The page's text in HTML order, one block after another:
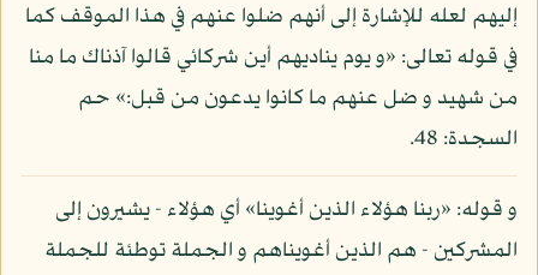
إليهم لعله للإشارة إلى أنهم ضلوا عنهم في هذا الموقف كما
في قوله تعالى: «و يوم يناديهم أين شركائي قالوا آذناك ما منا
من شهيد و ضل عنهم ما كانوا يدعون من قبل:» حم
السجدة: 48.
و قوله: «ربنا هؤلاء الذين أغوينا» أي هؤلاء - يشيرون إلى
المشركين - هم الذين أغويناهم و الجملة توطئة للجملة